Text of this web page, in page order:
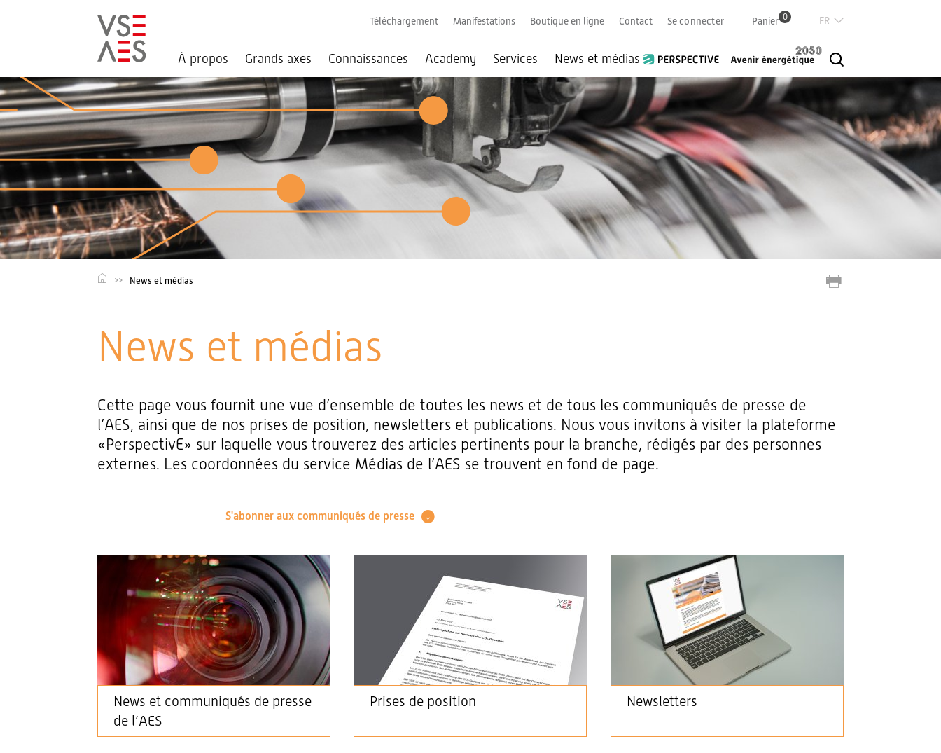
Aller
au
contenu
principal
À propos Grands axes Connaissances Academy Services News et médias
Téléchargement Manifestations Boutique en ligne Contact Se connecter Panier 0
News et médias
News et médias
Cette page vous fournit une vue d’ensemble de toutes les news et de tous les communiqués de presse de
l’AES, ainsi que de nos prises de position, newsletters et publications. Nous vous invitons à visiter la plateforme
«PerspectivE» sur laquelle vous trouverez des articles pertinents pour la branche, rédigés par des personnes
externes. Les coordonnées du service Médias de l’AES se trouvent en fond de page.
S'abonner aux communiqués de presse
News et communiqués de presse
de l’AES
Prises de position Newsletters